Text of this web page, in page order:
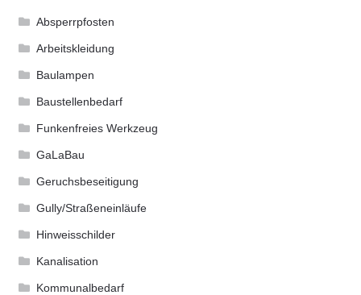
Absperrpfosten
Arbeitskleidung
Baulampen
Baustellenbedarf
Funkenfreies Werkzeug
GaLaBau
Geruchsbeseitigung
Gully/Straßeneinläufe
Hinweisschilder
Kanalisation
Kommunalbedarf